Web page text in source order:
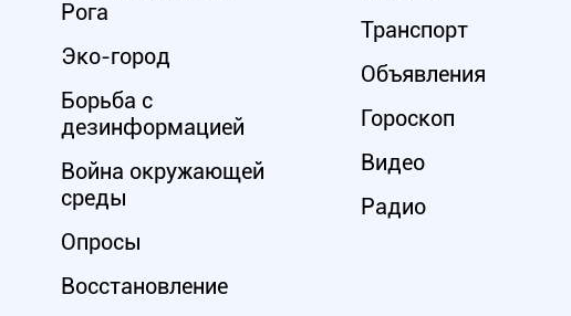
Рога
Эко-город
Борьба с
дезинформацией
Война окружающей
среды
Опросы
Восстановление
Транспорт
Объявления
Гороскоп
Видео
Радио